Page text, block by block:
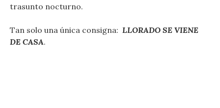
trasunto nocturno.
Tan solo una única consigna: LLORADO SE VIENE
DE CASA.